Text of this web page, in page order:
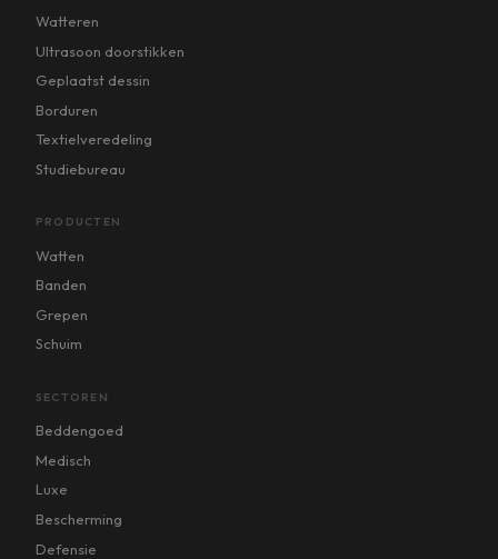
Watteren
Ultrasoon doorstikken
Geplaatst dessin
Borduren
Textielveredeling
Studiebureau
PRODUCTEN
Watten
Banden
Grepen
Schuim
SECTOREN
Beddengoed
Medisch
Luxe
Bescherming
Defensie